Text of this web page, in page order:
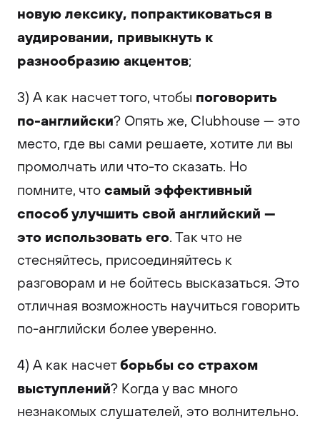
новую лексику, попрактиковаться в
аудировании, привыкнуть к
разнообразию акцентов;
3) А как насчет того, чтобы поговорить
по-английски? Опять же, Clubhouse — это
место, где вы сами решаете, хотите ли вы
промолчать или что-то сказать. Но
помните, что самый эффективный
способ улучшить свой английский —
это использовать его. Так что не
стесняйтесь, присоединяйтесь к
разговорам и не бойтесь высказаться. Это
отличная возможность научиться говорить
по-английски более уверенно.
4) А как насчетборьбы со страхом
выступлений? Когда у вас много
незнакомых слушателей, это волнительно.